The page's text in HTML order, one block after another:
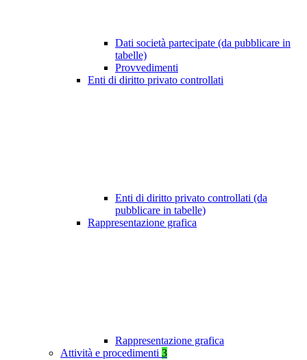
Dati società partecipate (da pubblicare in
tabelle)
Provvedimenti
Enti di diritto privato controllati
Enti di diritto privato controllati (da
pubblicare in tabelle)
Rappresentazione grafica
Rappresentazione grafica
Attività e procedimenti 3